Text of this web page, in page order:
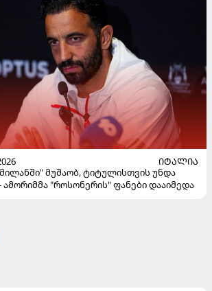
ᲘᲢᲐᲚᲘᲐ
მუშაობ, ტიტულისთვის უნდა
"როსონერის" ფანები დააიმედა